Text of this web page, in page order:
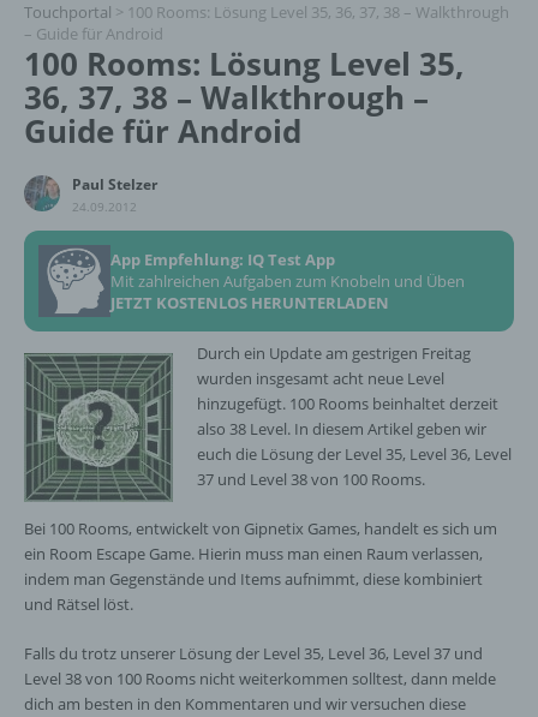
Touchportal > 100 Rooms: Lösung Level 35, 36, 37, 38 – Walkthrough
– Guide für Android
100 Rooms: Lösung Level 35,
36, 37, 38 – Walkthrough –
Guide für Android
Paul Stelzer
24.09.2012
App Empfehlung: IQ Test App
Mit zahlreichen Aufgaben zum Knobeln und Üben
JETZT KOSTENLOS HERUNTERLADEN
Durch ein Update am gestrigen Freitag
wurden insgesamt acht neue Level
hinzugefügt. 100 Rooms beinhaltet derzeit
also 38 Level. In diesem Artikel geben wir
euch die Lösung der Level 35, Level 36, Level
37 und Level 38 von 100 Rooms.
Bei 100 Rooms, entwickelt von Gipnetix Games, handelt es sich um
ein Room Escape Game. Hierin muss man einen Raum verlassen,
indem man Gegenstände und Items aufnimmt, diese kombiniert
und Rätsel löst.
Falls du trotz unserer Lösung der Level 35, Level 36, Level 37 und
Level 38 von 100 Rooms nicht weiterkommen solltest, dann melde
dich am besten in den Kommentaren und wir versuchen diese